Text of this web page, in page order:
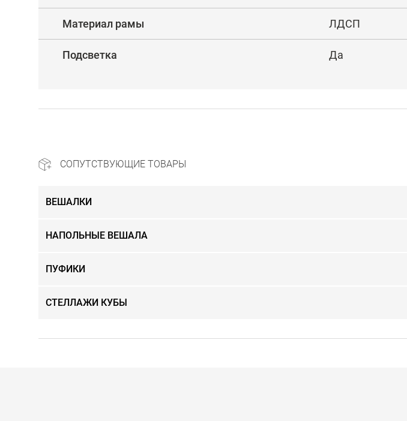
Материал рамы ЛДСП
Подсветка Да
СОПУТСТВУЮЩИЕ ТОВАРЫ
ВЕШАЛКИ
НАПОЛЬНЫЕ ВЕШАЛА
ПУФИКИ
СТЕЛЛАЖИ КУБЫ